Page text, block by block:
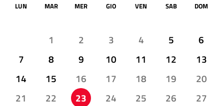
LUN MAR MER GIO VEN SAB DOM
1 2 3 4 5
6
7
8 9 10 11 12
13
14
15 16 17 18 19
20
21
22 23 24 25 26
27